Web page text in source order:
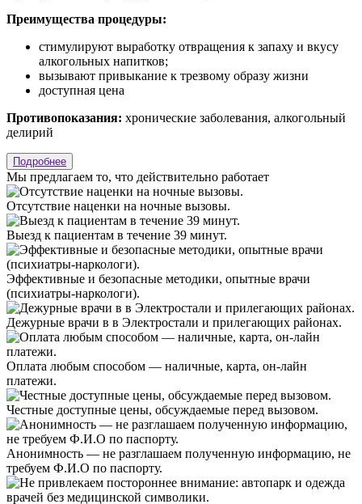
Преимущества процедуры:
стимулируют выработку отвращения к запаху и вкусу
алкогольных напитков;
вызывают привыкание к трезвому образу жизни
доступная цена
Противопоказания: хронические заболевания, алкогольный
делирий
Подробнее
Мы предлагаем то, что действительно работает
Отсутствие наценки на ночные вызовы.
Выезд к пациентам в течение 39 минут.
Эффективные и безопасные методики, опытные врачи
(психиатры-наркологи).
Дежурные врачи в в Электростали и прилегающих районах.
Оплата любым способом — наличные, карта, он-лайн
платежи.
Честные доступные цены, обсуждаемые перед вызовом.
Анонимность — не разглашаем полученную информацию, не
требуем Ф.И.О по паспорту.